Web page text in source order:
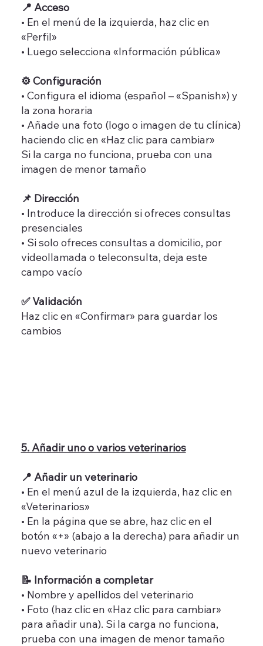
📍 Acceso
• En el menú de la izquierda, haz clic en
«Perfil»
• Luego selecciona «Información pública»
⚙️ Configuración
• Configura el idioma (español – «Spanish») y
la zona horaria
• Añade una foto (logo o imagen de tu clínica)
haciendo clic en «Haz clic para cambiar»
Si la carga no funciona, prueba con una
imagen de menor tamaño
📌 Dirección
• Introduce la dirección si ofreces consultas
presenciales
• Si solo ofreces consultas a domicilio, por
videollamada o teleconsulta, deja este
campo vacío
✅ Validación
Haz clic en «Confirmar» para guardar los
cambios
5. Añadir uno o varios veterinarios
📍 Añadir un veterinario
• En el menú azul de la izquierda, haz clic en
«Veterinarios»
• En la página que se abre, haz clic en el
botón «+» (abajo a la derecha) para añadir un
nuevo veterinario
📝 Información a completar
• Nombre y apellidos del veterinario
• Foto (haz clic en «Haz clic para cambiar»
para añadir una). Si la carga no funciona,
prueba con una imagen de menor tamaño